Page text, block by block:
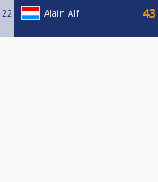
22 Alain Alf